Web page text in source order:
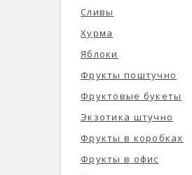
Сливы
Хурма
Яблоки
Фрукты поштучно
Фруктовые букеты
Экзотика штучно
Фрукты в коробках
Фрукты в офис